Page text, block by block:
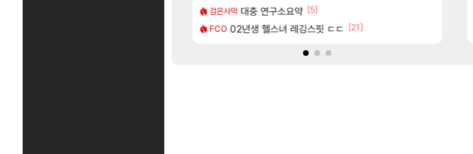
검은사막 대충 연구소요약 [5]
FCO 02년생 헬스녀 레깅스핏 ㄷㄷ [21]
비스트 모든 요리/작물 책 획득 위치 공략 (36개) - 미식가 도전과제
여행 선녀바위해수욕장